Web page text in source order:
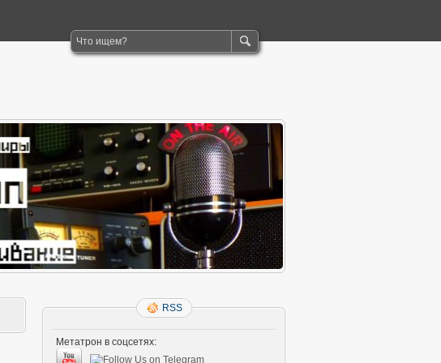
RSS
Метатрон в соцсетях: